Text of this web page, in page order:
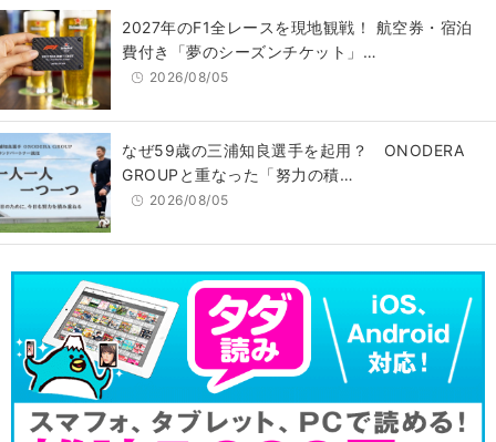
2027年のF1全レースを現地観戦！ 航空券・宿泊
費付き「夢のシーズンチケット」…
2026/08/05
なぜ59歳の三浦知良選手を起用？ ONODERA
GROUPと重なった「努力の積…
2026/08/05